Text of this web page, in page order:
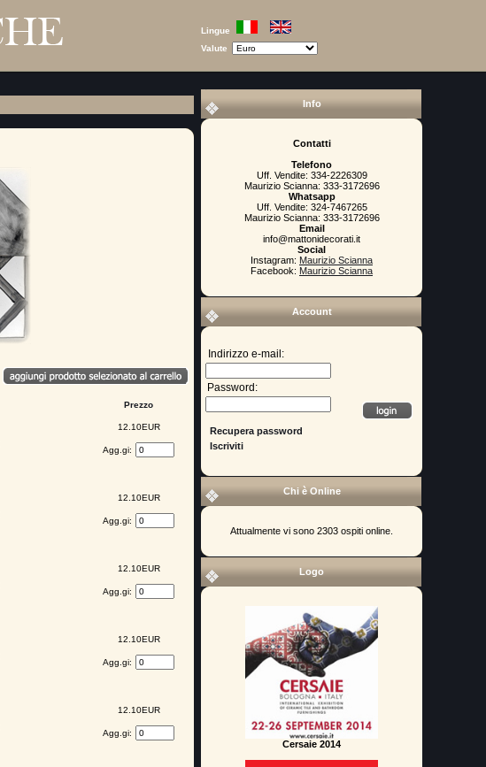
Lingue
Valute
Prezzo
12.10EUR
Agg.gi:
12.10EUR
Agg.gi:
12.10EUR
Agg.gi:
12.10EUR
Agg.gi:
12.10EUR
Agg.gi:
Info
Contatti
Telefono
Uff. Vendite: 334-2226309
Maurizio Scianna: 333-3172696
Whatsapp
Uff. Vendite: 324-7467265
Maurizio Scianna: 333-3172696
Email
info@mattonidecorati.it
Social
Instagram: Maurizio Scianna
Facebook: Maurizio Scianna
Account
Indirizzo e-mail:
Password:
Recupera password
Iscriviti
Chi è Online
Attualmente vi sono 2303 ospiti online.
Logo
Cersaie 2014